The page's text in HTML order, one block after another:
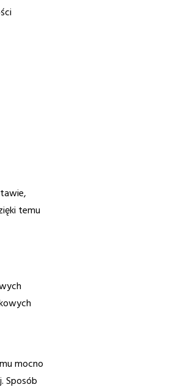
temu
mocno
Sposób